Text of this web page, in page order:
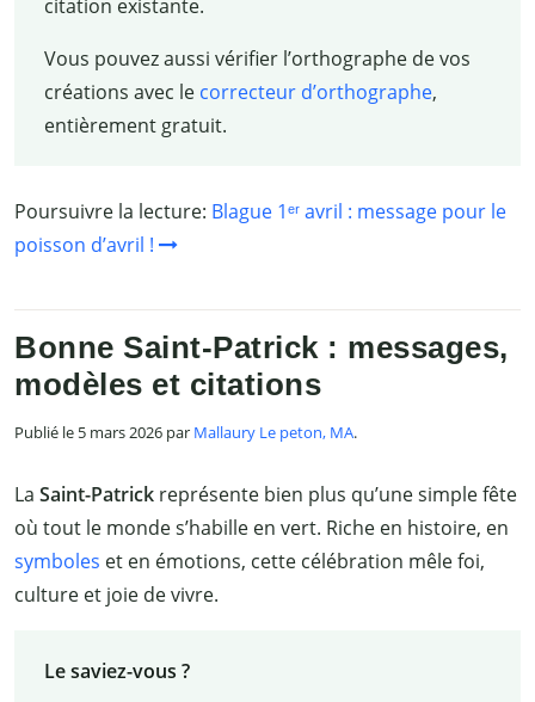
citation existante.
Vous pouvez aussi vérifier l’orthographe de vos
créations avec lecorrecteur d’orthographe,
entièrement gratuit.
Poursuivre la lecture: Blague 1ᵉʳ avril : message pour le
poisson d’avril !
Bonne Saint-Patrick : messages,
modèles et citations
Publié le 5 mars 2026 par Mallaury Le peton, MA.
La Saint-Patrick représente bien plus qu’une simple fête
où tout le monde s’habille en vert. Riche en histoire, en
symboles et en émotions, cette célébration mêle foi,
culture et joie de vivre.
Le saviez-vous ?